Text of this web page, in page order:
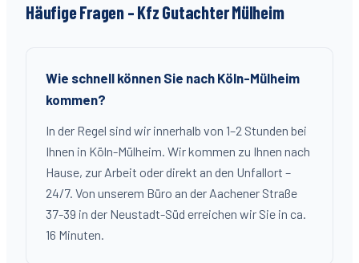
Häufige Fragen – Kfz GutachterMülheim
Wie schnell können Sie nach Köln-Mülheim
kommen?
In der Regel sind wir innerhalb von 1–2 Stunden bei
Ihnen in Köln-Mülheim. Wir kommen zu Ihnen nach
Hause, zur Arbeit oder direkt an den Unfallort –
24/7. Von unserem Büro an der Aachener Straße
37-39 in der Neustadt-Süd erreichen wir Sie in ca.
16 Minuten.